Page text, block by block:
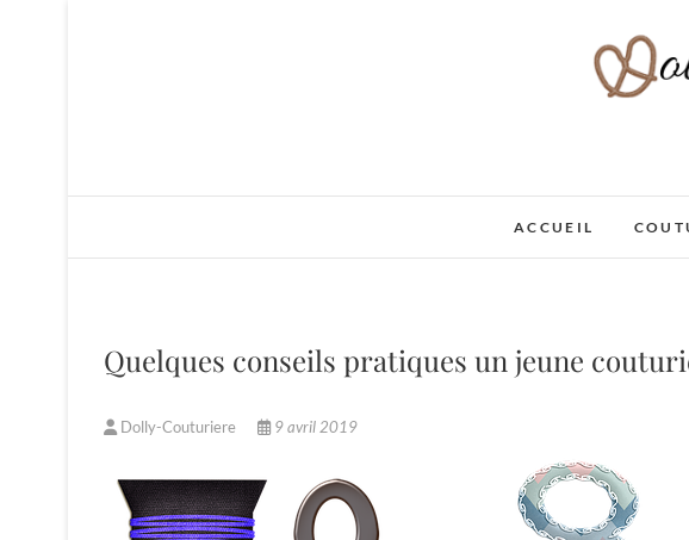
Dolly
ACCUEIL
Quelques conseils pratiques un jeune
Dolly-Couturiere 9 avril 2019